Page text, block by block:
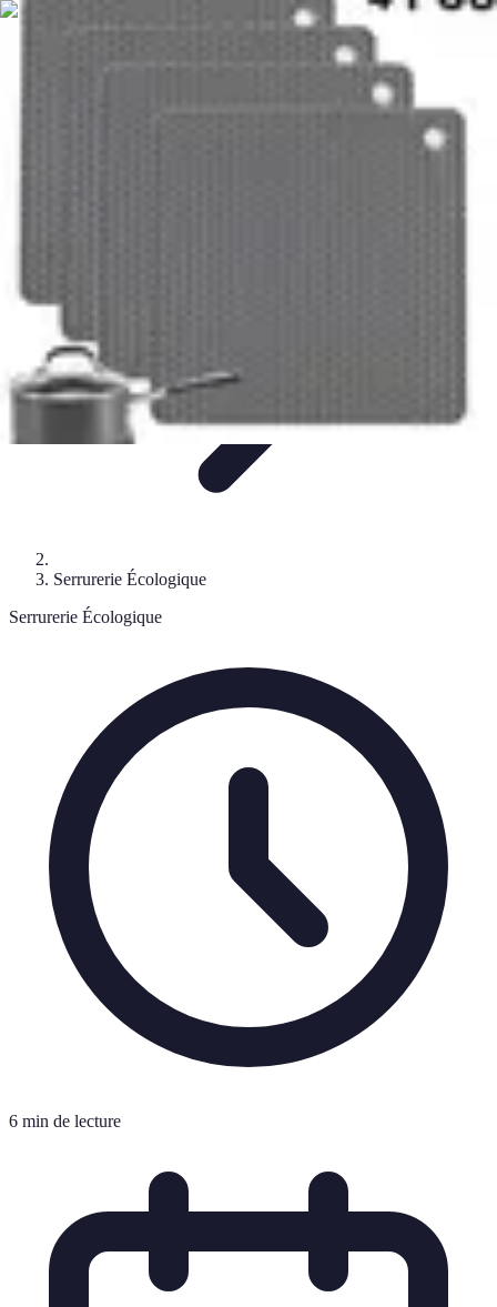
Solutions Serrurerie
Conseils de Sécurité
Sécurité à
Serrurerie Écologique
Serrurerie Écologique
6 min de lecture